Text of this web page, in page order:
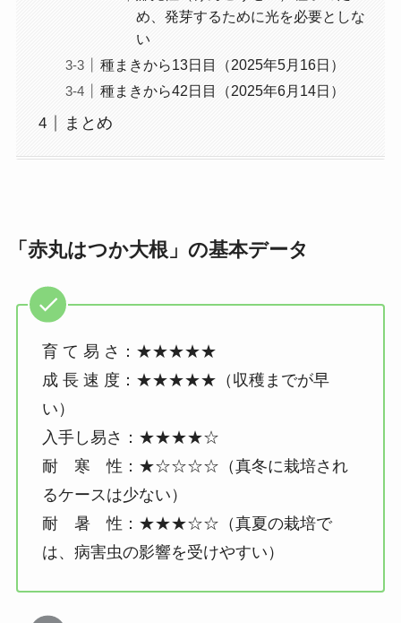
め、発芽するために光を必要としな
い
種まきから13日目（2025年5月16日）
種まきから42日目（2025年6月14日）
まとめ
「赤丸はつか大根」の基本データ
育 て 易 さ：★★★★★
成 長 速 度：★★★★★（収穫までが早
い）
入手し易さ：★★★★☆
耐 寒 性：★☆☆☆☆（真冬に栽培され
るケースは少ない）
耐 暑 性：★★★☆☆（真夏の栽培で
は、病害虫の影響を受けやすい）